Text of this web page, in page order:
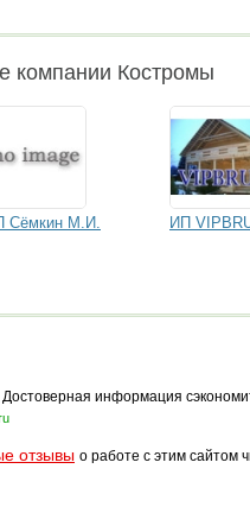
компании Костромы
Сёмкин М.И. ИП
Достоверная информация
отзывы о работе с этим сайтом